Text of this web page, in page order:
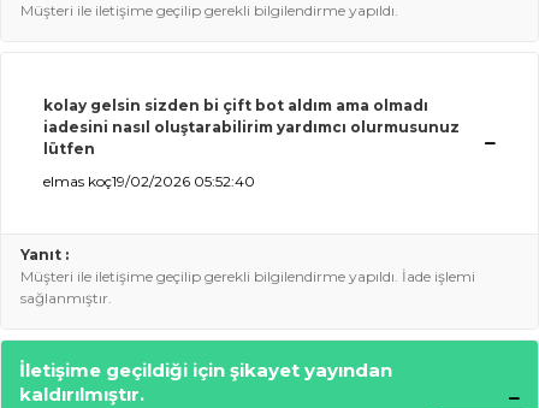
Müşteri ile iletişime geçilip gerekli bilgilendirme yapıldı.
kolay gelsin sizden bi çift bot aldım ama olmadı
iadesini nasıl oluştarabilirim yardımcı olurmusunuz
lütfen
elmas koç19/02/2026 05:52:40
Yanıt :
Müşteri ile iletişime geçilip gerekli bilgilendirme yapıldı. İade işlemi
sağlanmıştır.
İletişime geçildiği için şikayet yayından
kaldırılmıştır.